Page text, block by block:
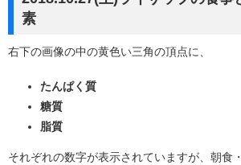
素
右下の画像の中の黄色い三角の頂点に、
たんぱく質
糖質
脂質
それぞれの数字が表示されていますが、朝食